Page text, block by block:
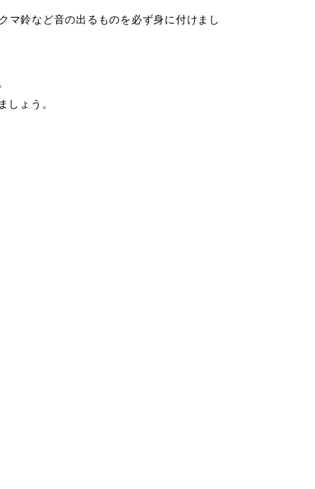
マ鈴など音の出るものを必ず身に付けまし
しょう。